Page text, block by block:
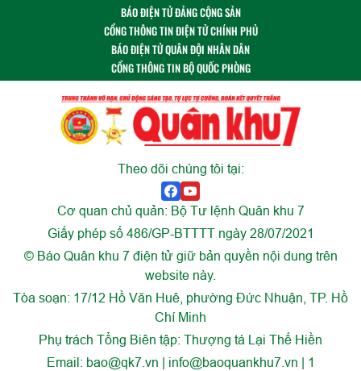
BÁO ĐIỆN TỬ ĐẢNG CỘNG SẢN
CỔNG THÔNG TIN ĐIỆN TỬ CHÍNH PHỦ
BÁO ĐIỆN TỬ QUÂN ĐỘI NHÂN DÂN
CỔNG THÔNG TIN BỘ QUỐC PHÒNG
Theo dõi chúng tôi tại:
Cơ quan chủ quản: Bộ Tư lệnh Quân khu 7
Giấy phép số 486/GP-BTTTT ngày 28/07/2021
© Báo Quân khu 7 điện tử giữ bản quyền nội dung trên
website này.
Tòa soạn: 17/12 Hồ Văn Huê, phường Đức Nhuận, TP. Hồ
Chí Minh
Phụ trách Tổng Biên tập: Thượng tá Lại Thế Hiền
Email: bao@qk7.vn | info@baoquankhu7.vn | 1